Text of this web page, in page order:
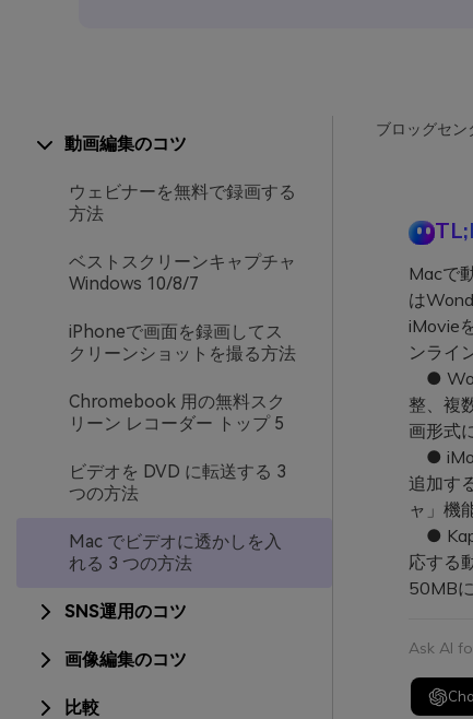
動画編集のコツ
ウェビナーを無料で録画する
方法
ベストスクリーンキャプチャ
Windows 10/8/7
iPhoneで画面を録画してス
クリーンショットを撮る方法
Chromebook 用の無料スク
リーン レコーダー トップ 5
ビデオを DVD に転送する 3
つの方法
Mac でビデオに透かしを入
れる 3 つの方法
SNS運用のコツ
画像編集のコツ
比較
ブロッグセン
Macで
は
iMovie
ンライ
●
整、複
画形式
●
追加す
ャ」機
●
応する
50MB
Ask AI